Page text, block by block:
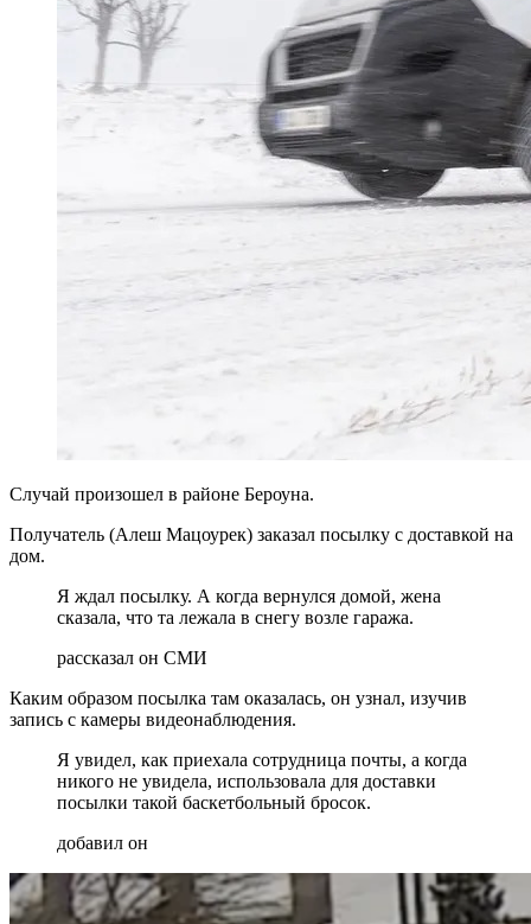
Случай произошел в районе Бероуна.
Получатель (Алеш Мацоурек) заказал посылку с доставкой на
дом.
Я ждал посылку. А когда вернулся домой, жена
сказала, что та лежала в снегу возле гаража.
рассказал он СМИ
Каким образом посылка там оказалась, он узнал, изучив
запись с камеры видеонаблюдения.
Я увидел, как приехала сотрудница почты, а когда
никого не увидела, использовала для доставки
посылки такой баскетбольный бросок.
добавил он